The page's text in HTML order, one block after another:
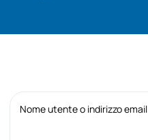
Nome utente o indirizzo email